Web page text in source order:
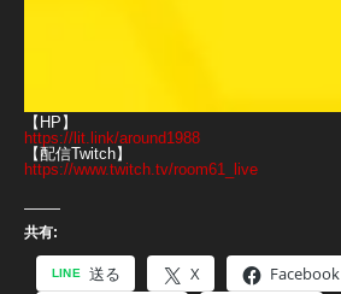
【HP】
https://lit.link/around1988
【配信Twitch】
https://www.twitch.tv/room61_live
共有:
送る X
Facebook